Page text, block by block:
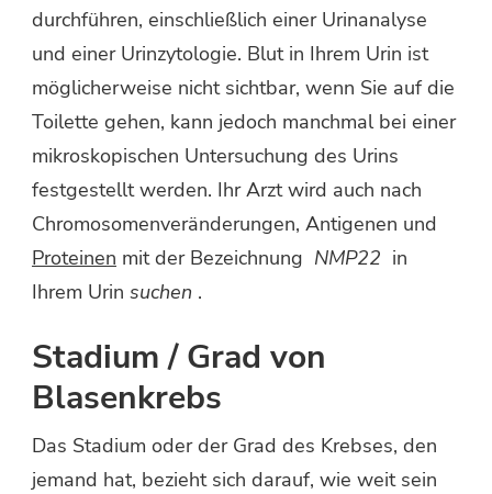
durchführen, einschließlich einer Urinanalyse
und einer Urinzytologie. Blut in Ihrem Urin ist
möglicherweise nicht sichtbar, wenn Sie auf die
Toilette gehen, kann jedoch manchmal bei einer
mikroskopischen Untersuchung des Urins
festgestellt werden. Ihr Arzt wird auch nach
Chromosomenveränderungen, Antigenen und
Proteinen mit der Bezeichnung NMP22 in
Ihrem Urin suchen .
Stadium / Grad von
Blasenkrebs
Das Stadium oder der Grad des Krebses, den
jemand hat, bezieht sich darauf, wie weit sein